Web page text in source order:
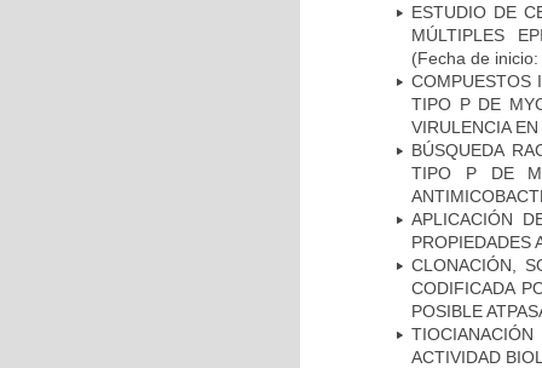
ESTUDIO DE
MÚLTIPLES
(Fecha de
COMPUESTOS
TIPO P DE
VIRULENCIA
BÚSQUEDA
TIPO P DE
APLICACIÓN
PROPIEDADES
CLONACIÓN,
CODIFICADA
POSIBLE
ACTIVIDAD